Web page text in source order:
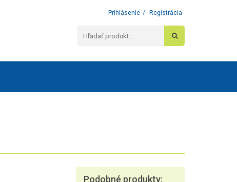
Prihlásenie / Registrácia
Podobné produkty: